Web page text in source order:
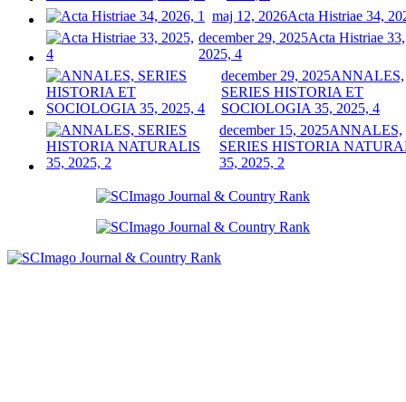
maj 12, 2026Acta Histriae 34,
december 29, 2025Acta Histriae 33,
2025, 4
december 29, 2025ANNALES,
SERIES HISTORIA ET
SOCIOLOGIA 35, 2025, 4
december 15, 2025ANNALES,
SERIES HISTORIA
35, 2025, 2